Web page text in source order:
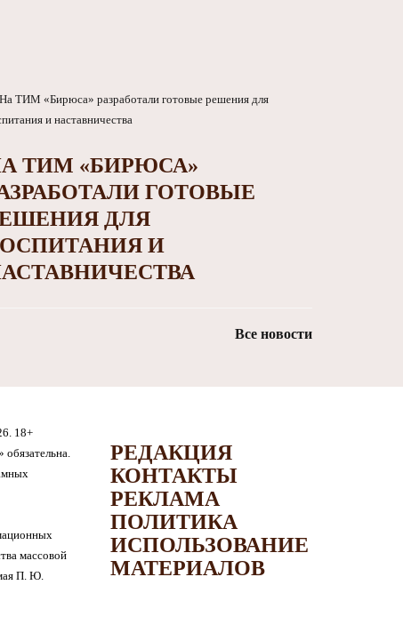
ТИМ «БИРЮСА»
ГОТОВЫЕ
ДЛЯ
И
Все новости
18+
массовой
П. Ю.
РЕДАКЦИЯ
КОНТАКТЫ
РЕКЛАМА
ПОЛИТИКА
ИСПОЛЬЗОВАНИЕ
МАТЕРИАЛОВ